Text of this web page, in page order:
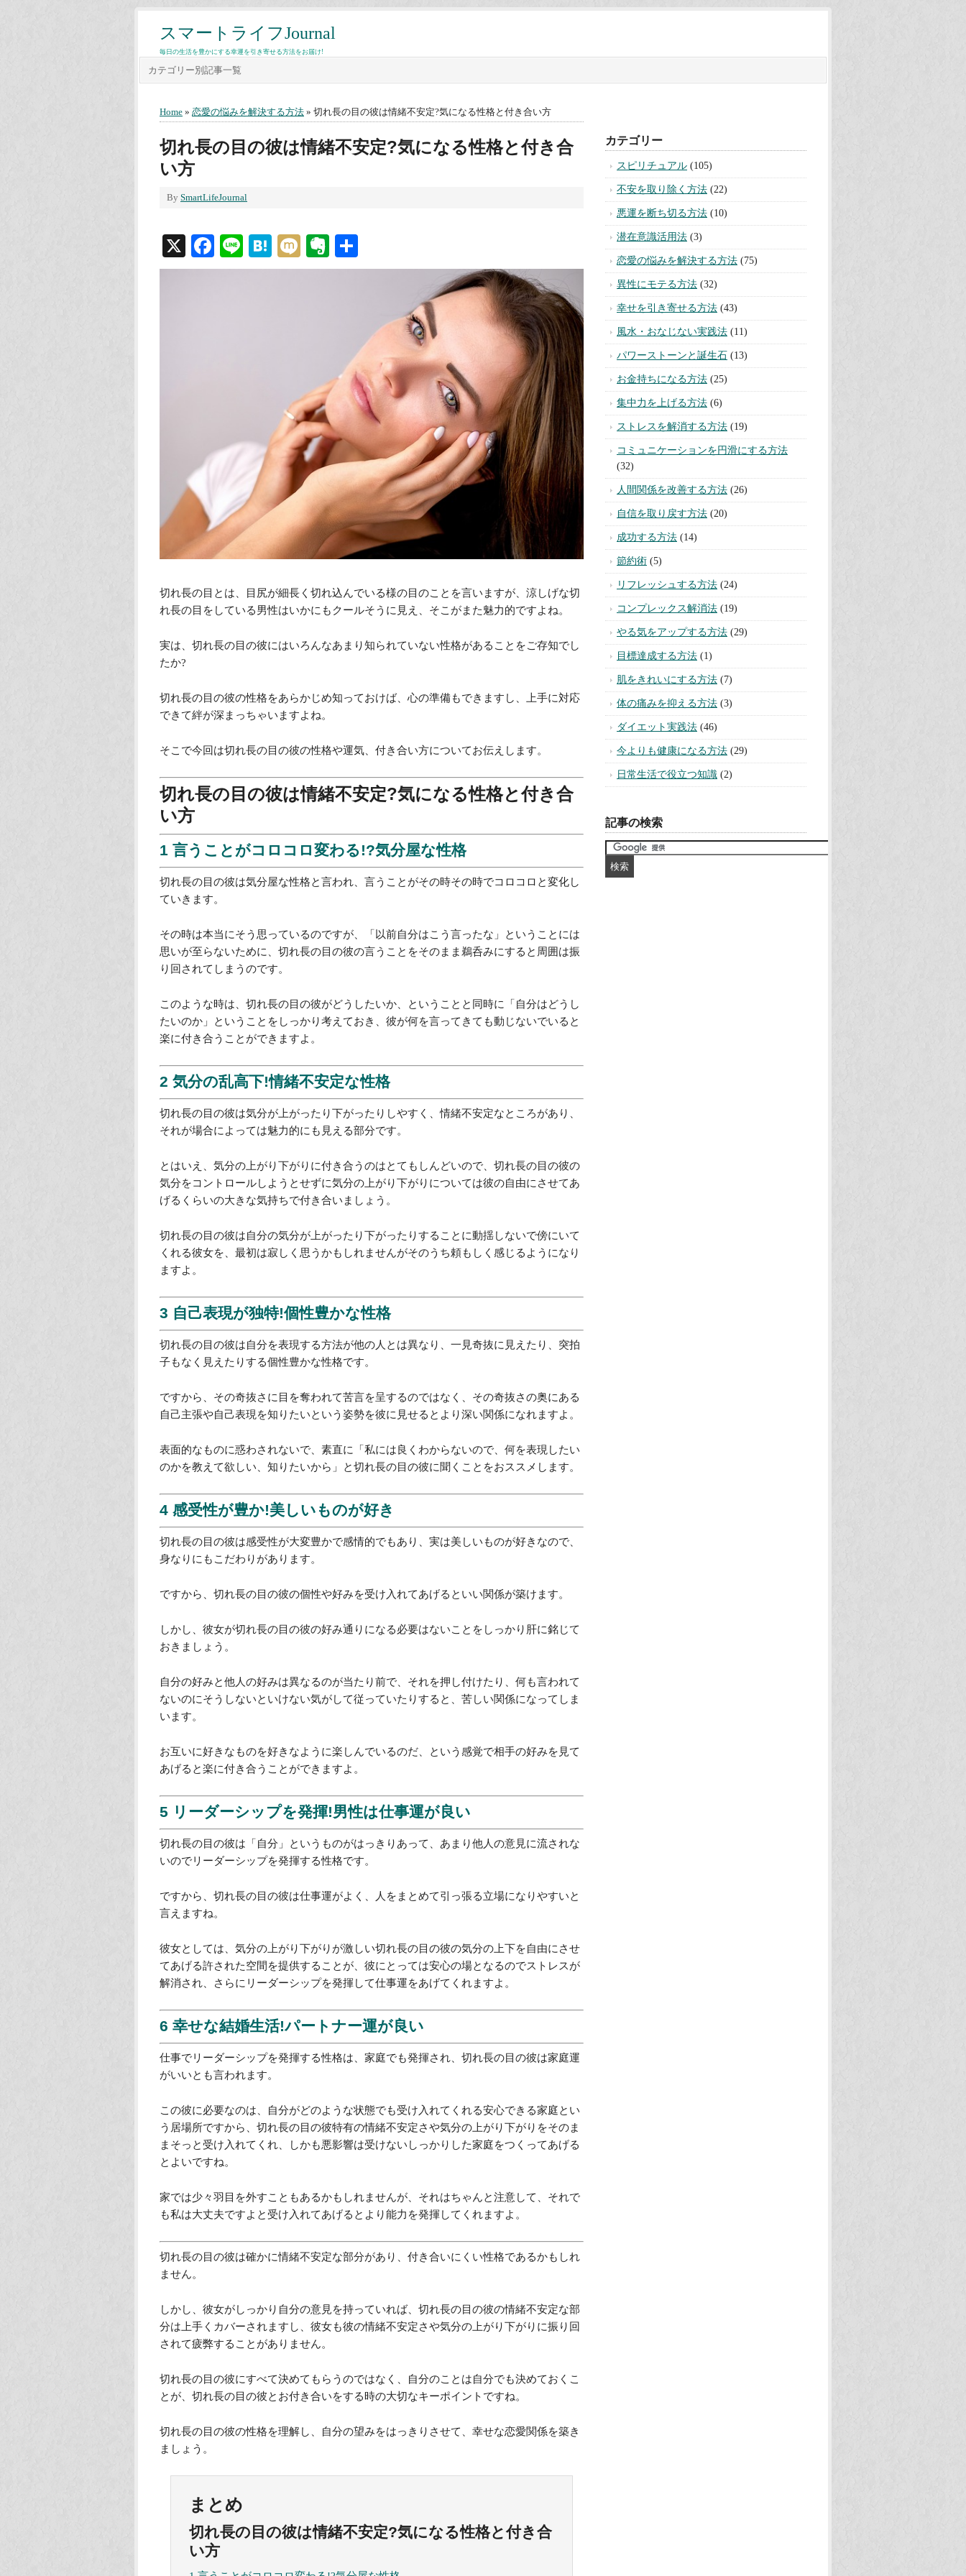
スマートライフJournal
毎日の生活を豊かにする幸運を引き寄せる方法をお届け!
カテゴリー別記事一覧
Home » 恋愛の悩みを解決する方法 » 切れ長の目の彼は情緒不安定?気になる性格と付き合い方
切れ長の目の彼は情緒不安定?気になる性格と付き合
い方
By SmartLifeJournal
X Facebook
LineHatenaMixiEvernote
有
切れ長の目とは、目尻が細長く切れ込んでいる様の目のことを言いますが、涼しげな切
れ長の目をしている男性はいかにもクールそうに見え、そこがまた魅力的ですよね。
実は、切れ長の目の彼にはいろんなあまり知られていない性格があることをご存知でし
たか?
切れ長の目の彼の性格をあらかじめ知っておけば、心の準備もできますし、上手に対応
できて絆が深まっちゃいますよね。
そこで今回は切れ長の目の彼の性格や運気、付き合い方についてお伝えします。
切れ長の目の彼は情緒不安定?気になる性格と付き合
い方
1 言うことがコロコロ変わる!?気分屋な性格
切れ長の目の彼は気分屋な性格と言われ、言うことがその時その時でコロコロと変化し
ていきます。
その時は本当にそう思っているのですが、「以前自分はこう言ったな」ということには
思いが至らないために、切れ長の目の彼の言うことをそのまま鵜呑みにすると周囲は振
り回されてしまうのです。
このような時は、切れ長の目の彼がどうしたいか、ということと同時に「自分はどうし
たいのか」ということをしっかり考えておき、彼が何を言ってきても動じないでいると
楽に付き合うことができますよ。
2 気分の乱高下!情緒不安定な性格
切れ長の目の彼は気分が上がったり下がったりしやすく、情緒不安定なところがあり、
それが場合によっては魅力的にも見える部分です。
とはいえ、気分の上がり下がりに付き合うのはとてもしんどいので、切れ長の目の彼の
気分をコントロールしようとせずに気分の上がり下がりについては彼の自由にさせてあ
げるくらいの大きな気持ちで付き合いましょう。
切れ長の目の彼は自分の気分が上がったり下がったりすることに動揺しないで傍にいて
くれる彼女を、最初は寂しく思うかもしれませんがそのうち頼もしく感じるようになり
ますよ。
3 自己表現が独特!個性豊かな性格
切れ長の目の彼は自分を表現する方法が他の人とは異なり、一見奇抜に見えたり、突拍
子もなく見えたりする個性豊かな性格です。
ですから、その奇抜さに目を奪われて苦言を呈するのではなく、その奇抜さの奥にある
自己主張や自己表現を知りたいという姿勢を彼に見せるとより深い関係になれますよ。
表面的なものに惑わされないで、素直に「私には良くわからないので、何を表現したい
のかを教えて欲しい、知りたいから」と切れ長の目の彼に聞くことをおススメします。
4 感受性が豊か!美しいものが好き
切れ長の目の彼は感受性が大変豊かで感情的でもあり、実は美しいものが好きなので、
身なりにもこだわりがあります。
ですから、切れ長の目の彼の個性や好みを受け入れてあげるといい関係が築けます。
しかし、彼女が切れ長の目の彼の好み通りになる必要はないことをしっかり肝に銘じて
おきましょう。
自分の好みと他人の好みは異なるのが当たり前で、それを押し付けたり、何も言われて
ないのにそうしないといけない気がして従っていたりすると、苦しい関係になってしま
います。
お互いに好きなものを好きなように楽しんでいるのだ、という感覚で相手の好みを見て
あげると楽に付き合うことができますよ。
5 リーダーシップを発揮!男性は仕事運が良い
切れ長の目の彼は「自分」というものがはっきりあって、あまり他人の意見に流されな
いのでリーダーシップを発揮する性格です。
ですから、切れ長の目の彼は仕事運がよく、人をまとめて引っ張る立場になりやすいと
言えますね。
彼女としては、気分の上がり下がりが激しい切れ長の目の彼の気分の上下を自由にさせ
てあげる許された空間を提供することが、彼にとっては安心の場となるのでストレスが
解消され、さらにリーダーシップを発揮して仕事運をあげてくれますよ。
6 幸せな結婚生活!パートナー運が良い
仕事でリーダーシップを発揮する性格は、家庭でも発揮され、切れ長の目の彼は家庭運
がいいとも言われます。
この彼に必要なのは、自分がどのような状態でも受け入れてくれる安心できる家庭とい
う居場所ですから、切れ長の目の彼特有の情緒不安定さや気分の上がり下がりをそのま
まそっと受け入れてくれ、しかも悪影響は受けないしっかりした家庭をつくってあげる
とよいですね。
家では少々羽目を外すこともあるかもしれませんが、それはちゃんと注意して、それで
も私は大丈夫ですよと受け入れてあげるとより能力を発揮してくれますよ。
切れ長の目の彼は確かに情緒不安定な部分があり、付き合いにくい性格であるかもしれ
ません。
しかし、彼女がしっかり自分の意見を持っていれば、切れ長の目の彼の情緒不安定な部
分は上手くカバーされますし、彼女も彼の情緒不安定さや気分の上がり下がりに振り回
されて疲弊することがありません。
切れ長の目の彼にすべて決めてもらうのではなく、自分のことは自分でも決めておくこ
とが、切れ長の目の彼とお付き合いをする時の大切なキーポイントですね。
切れ長の目の彼の性格を理解し、自分の望みをはっきりさせて、幸せな恋愛関係を築き
ましょう。
まとめ
切れ長の目の彼は情緒不安定?気になる性格と付き合
い方
カテゴリー
スピリチュアル (105)
不安を取り除く方法 (22)
悪運を断ち切る方法 (10)
潜在意識活用法 (3)
恋愛の悩みを解決する方法 (75)
異性にモテる方法 (32)
幸せを引き寄せる方法 (43)
風水・おなじない実践法 (11)
パワーストーンと誕生石 (13)
お金持ちになる方法 (25)
集中力を上げる方法 (6)
ストレスを解消する方法 (19)
コミュニケーションを円滑にする方法
(32)
人間関係を改善する方法 (26)
自信を取り戻す方法 (20)
成功する方法 (14)
節約術 (5)
リフレッシュする方法 (24)
コンプレックス解消法 (19)
やる気をアップする方法 (29)
目標達成する方法 (1)
肌をきれいにする方法 (7)
体の痛みを抑える方法 (3)
ダイエット実践法 (46)
今よりも健康になる方法 (29)
日常生活で役立つ知識 (2)
記事の検索